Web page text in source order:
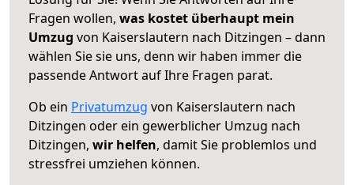
Fragen wollen, was kostet überhaupt mein
Umzug von Kaiserslautern nach Ditzingen – dann
wählen Sie sie uns, denn wir haben immer die
passende Antwort auf Ihre Fragen parat.
Ob ein Privatumzug von Kaiserslautern nach
Ditzingen oder ein gewerblicher Umzug nach
Ditzingen, wir helfen, damit Sie problemlos und
stressfrei umziehen können.